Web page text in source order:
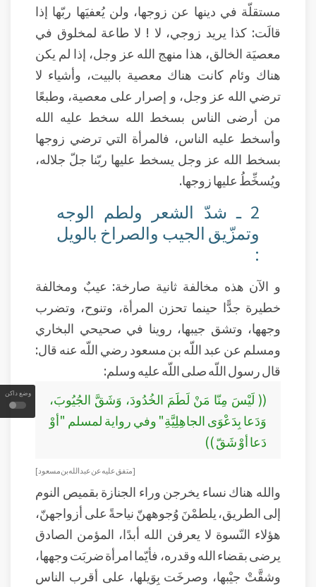
وضع داكن
مستقلّة في دينها عن زوجها، ولن يُعفيَها ربّها إذا
قالَت: كذا يريد زوجي، لا ! لا طاعة لمخلوق في
معصيَة الخالق، هذا منهج الله عز وجل، إذا لم يكن
هناك وئام كانت هناك معصية بالبيت، وأشياء لا
ترضي الله عز وجل، و إصرار على معصية، وطبعًا
من أرضى الناس بسخط الله سخط عليه الله
وأسخط عليه الناس، فالمرأة التي ترضي زوجها
بسخط الله عز وجل يسخط عليها ربّنا جلّ جلاله،
ويُسخِّطُ عليها زوجها.
2 ـ شدّ الشعر ولطم الوجه
وتمزّيق الجيب والصراخ بالويل
:
و الآن هذه مخالفة ثانية صارخة: عيبٌ ومخالفة
خطيرة جدًّا حينما تحزن المرأة، وتنوح، وتضرب
وجهها، وتشق جيبها، روينا في صحيحي البخاري
ومسلم عن عبد اللّه بن مسعود رضي اللّه عنه قال:
قال رسول اللّه صلى اللّه عليه وسلم:
(( لَيْسَ مِنّا مَنْ لَطَمَ الخُدُودَ، وَشَقَّ الجُيُوبَ،
وَدَعا بِدَعْوَى الجاهِلِيَّةِ" وفي رواية لمسلم "أوْ
دَعا أوْ شَقّ ))
[ متفق عليه عن عبد الله بن مسعود]
والله هناك نساء يخرجن وراء الجنازة بقميص النوم
إلى الطريق، يلطمْنَ وُجوههنّ نياحةً على أزواجهنّ،
هؤلاء النّسوة لا يعرفن الله أبدًا، المؤمن الصادق
يرضى بقضاء الله وقدره، فأيّما امرأة ضربَت وجهها،
وشقَّتْ جيْبها، وصرخَت بِوَيلها، على أقرب الناس